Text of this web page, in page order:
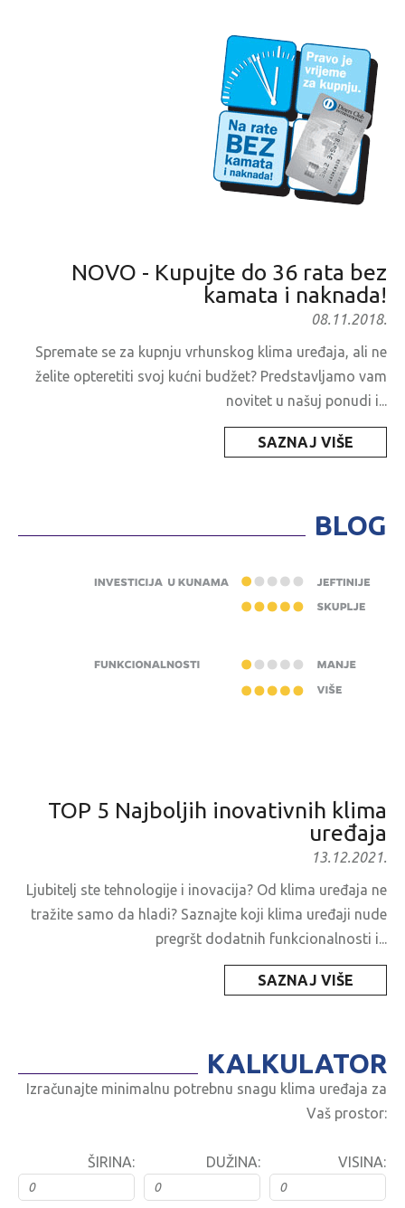
NOVO - Kupujte do 36 rata bez
kamata i naknada!
08.11.2018.
Spremate se za kupnju vrhunskog klima uređaja, ali ne
želite opteretiti svoj kućni budžet? Predstavljamo vam
novitet u našuj ponudi i...
SAZNAJ VIŠE
BLOG
TOP 5 Najboljih inovativnih klima
uređaja
13.12.2021.
Ljubitelj ste tehnologije i inovacija? Od klima uređaja ne
tražite samo da hladi? Saznajte koji klima uređaji nude
pregršt dodatnih funkcionalnosti i...
SAZNAJ VIŠE
KALKULATOR
Izračunajte minimalnu potrebnu snagu klima uređaja za
Vaš prostor:
ŠIRINA: DUŽINA: VISINA: